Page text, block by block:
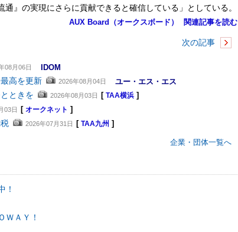
』の実現にさらに貢献できると確信している」としている。
AUX Board（オークスボード） 関連記事を読む
次の記事
08月06日 IDOM
高を更新 2026年08月04日 ユー・エス・エス
ときを 2026年08月03日 [ TAA横浜 ]
03日 [ オークネット ]
2026年07月31日 [ TAA九州 ]
企業・団体一覧へ
！
ＷＡＹ！